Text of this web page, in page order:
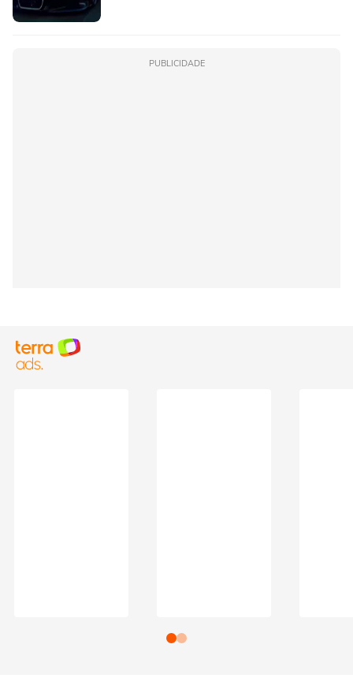
PUBLICIDADE